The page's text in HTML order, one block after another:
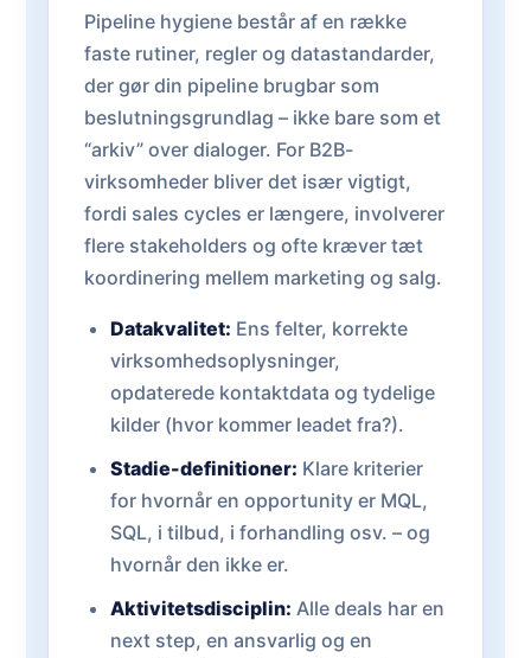
Pipeline hygiene består af en række
faste rutiner, regler og datastandarder,
der gør din pipeline brugbar som
beslutningsgrundlag – ikke bare som et
“arkiv” over dialoger. For B2B-
virksomheder bliver det især vigtigt,
fordi sales cycles er længere, involverer
flere stakeholders og ofte kræver tæt
koordinering mellem marketing og salg.
Datakvalitet: Ens felter, korrekte
virksomhedsoplysninger,
opdaterede kontaktdata og tydelige
kilder (hvor kommer leadet fra?).
Stadie-definitioner: Klare kriterier
for hvornår en opportunity er MQL,
SQL, i tilbud, i forhandling osv. – og
hvornår den ikke er.
Aktivitetsdisciplin: Alle deals har en
next step, en ansvarlig og en